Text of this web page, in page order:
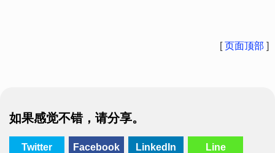
[页面顶部 ]
如果感觉不错，请分享。
Twitter Facebook LinkedIn Line